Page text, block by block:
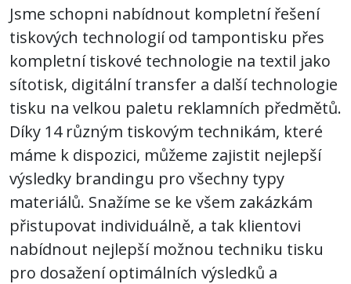
Nápoje
Tašky
&
Cestování
Technologie
&
Mobil
Jsme schopni nabídnout kompletní řešení
tiskových technologií od tampontisku přes
kompletní tiskové technologie na textil jako
sítotisk, digitální transfer a další technologie
tisku na velkou paletu reklamních předmětů.
Díky 14 různým tiskovým technikám, které
máme k dispozici, můžeme zajistit nejlepší
výsledky brandingu pro všechny typy
materiálů. Snažíme se ke všem zakázkám
přistupovat individuálně, a tak klientovi
nabídnout nejlepší možnou techniku tisku
pro dosažení optimálních výsledků a